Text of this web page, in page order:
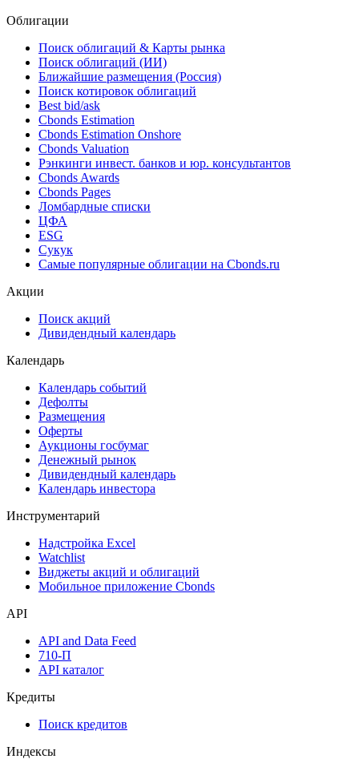
Облигации
Поиск облигаций & Карты рынка
Поиск облигаций (ИИ)
Ближайшие размещения (Россия)
Поиск котировок облигаций
Best bid/ask
Cbonds Estimation
Cbonds Estimation Onshore
Cbonds Valuation
Рэнкинги инвест. банков и юр. консультантов
Cbonds Awards
Cbonds Pages
Ломбардные списки
ЦФА
ESG
Сукук
Самые популярные облигации на Cbonds.ru
Акции
Поиск акций
Дивидендный календарь
Календарь
Календарь событий
Дефолты
Размещения
Оферты
Аукционы госбумаг
Денежный рынок
Дивидендный календарь
Календарь инвестора
Инструментарий
Надстройка Excel
Watchlist
Виджеты акций и облигаций
Мобильное приложение Cbonds
API
API and Data Feed
710-П
API каталог
Кредиты
Поиск кредитов
Индексы